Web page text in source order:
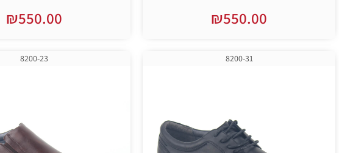
₪550.00
₪550.00
8200-31
8200-23